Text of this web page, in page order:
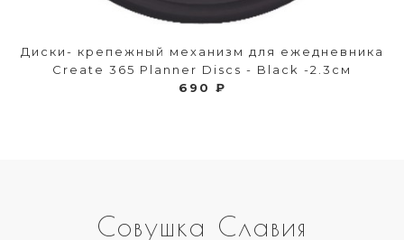
Диски- крепежный механизм для ежедневника
Create 365 Planner Discs - Black -2.3см
690 ₽
Совушка Славия